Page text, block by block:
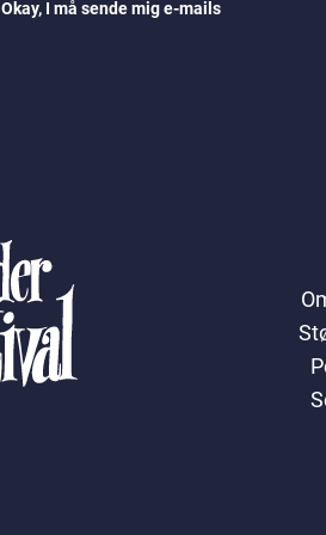
Okay, I må sende mig e-mails